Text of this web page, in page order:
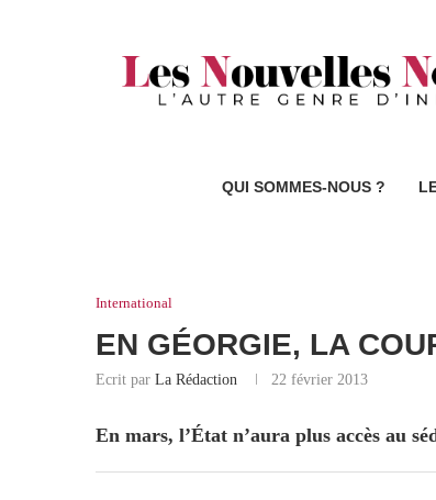
QUI SOMMES-NOUS ?
International
EN GÉORGIE, LA
Ecrit par La Rédaction 22 février 2013
En mars, l’État n’aura plus accès au